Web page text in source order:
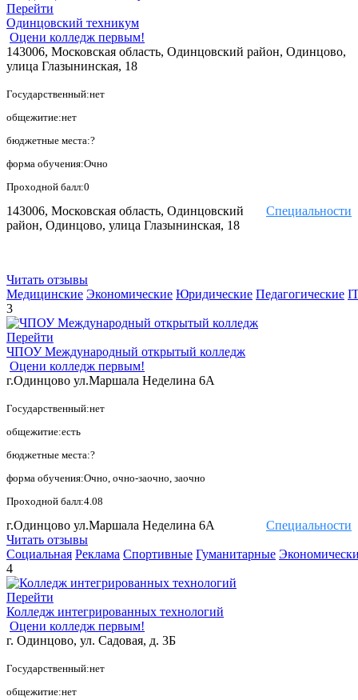
Перейти
Одинцовский техникум
Оцени колледж первым!
143006, Московская область, Одинцовский район, Одинцово,
улица Глазынинская, 18
Государственный:нет
общежитие:нет
бюджетные места:?
форма обучения:Очно
Проходной балл:0
Специальности
143006, Московская область, Одинцовский
район, Одинцово, улица Глазынинская, 18
Читать отзывы
Медицинские Экономические Юридические Педагогические
3
Перейти
ЧПОУ Международный открытый колледж
Оцени колледж первым!
г.Одинцово ул.Маршала Неделина 6А
Государственный:нет
общежитие:есть
бюджетные места:?
форма обучения:Очно, очно-заочно, заочно
Проходной балл:4.08
Специальности
г.Одинцово ул.Маршала Неделина 6А
Читать отзывы
Социальная Реклама Спортивные Гуманитарные
4
Перейти
Колледж интегрированных технологий
Оцени колледж первым!
г. Одинцово, ул. Садовая, д. 3Б
Государственный:нет
общежитие:нет